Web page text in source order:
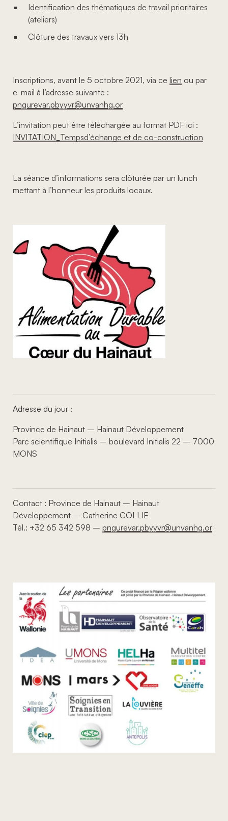
Identification des thématiques de travail prioritaires
(ateliers)
Clôture des travaux vers 13h
Inscriptions, avant le 5 octobre 2021, via ce lien ou par
e-mail à l’adresse suivante :
pngurevar.pbyyvr@unvanhg.or
L’invitation peut être téléchargée au format PDF ici :
INVITATION_Tempsd’échange et de co-construction
La séance d’informations sera clôturée par un lunch
mettant à l’honneur les produits locaux.
Adresse du jour :
Province de Hainaut – Hainaut Développement
Parc scientifique Initialis – boulevard Initialis 22 – 7000
MONS
Contact : Province de Hainaut – Hainaut
Développement – Catherine COLLIE
Tél.: +32 65 342 598 – pngurevar.pbyyvr@unvanhg.or